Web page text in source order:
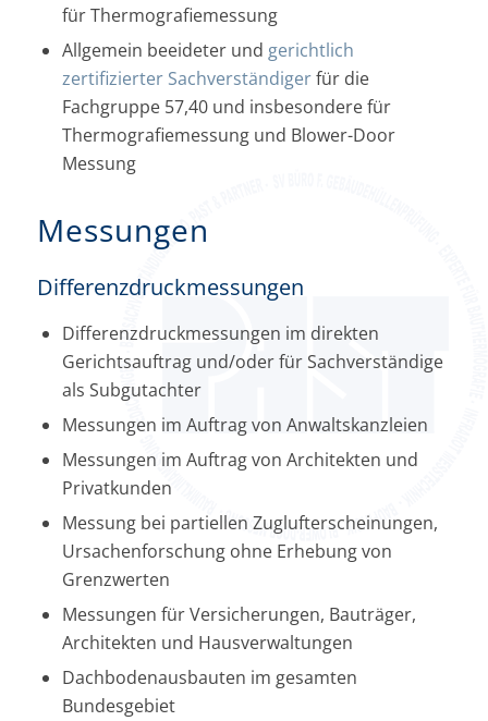
für Thermografiemessung
Allgemein beeideter und gerichtlich
zertifizierter Sachverständigerfür die
Fachgruppe 57,40 und insbesondere für
Thermografiemessung und Blower-Door
Messung
Messungen
Differenzdruckmessungen
Differenzdruckmessungen im direkten
Gerichtsauftrag und/oder für Sachverständige
als Subgutachter
Messungen im Auftrag von Anwaltskanzleien
Messungen im Auftrag von Architekten und
Privatkunden
Messung bei partiellen Zuglufterscheinungen,
Ursachenforschung ohne Erhebung von
Grenzwerten
Messungen für Versicherungen, Bauträger,
Architekten und Hausverwaltungen
Dachbodenausbauten im gesamten
Bundesgebiet